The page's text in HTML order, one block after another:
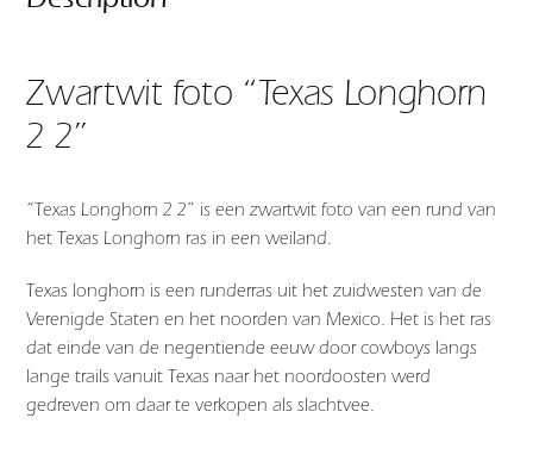
Zwartwit foto “Texas Longhorn
2 2”
“Texas Longhorn 2 2” is een zwartwit foto van een rund van
het Texas Longhorn ras in een weiland.
Texas longhorn is een runderras uit het zuidwesten van de
Verenigde Staten en het noorden van Mexico. Het is het ras
dat einde van de negentiende eeuw door cowboys langs
lange trails vanuit Texas naar het noordoosten werd
gedreven om daar te verkopen als slachtvee.